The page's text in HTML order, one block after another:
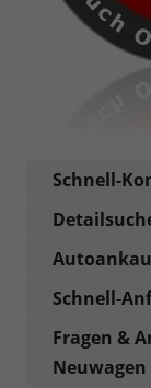
Schnell-
Schnell-
Fragen &
Neuwagen